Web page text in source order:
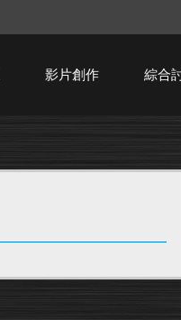
影片創作 綜合